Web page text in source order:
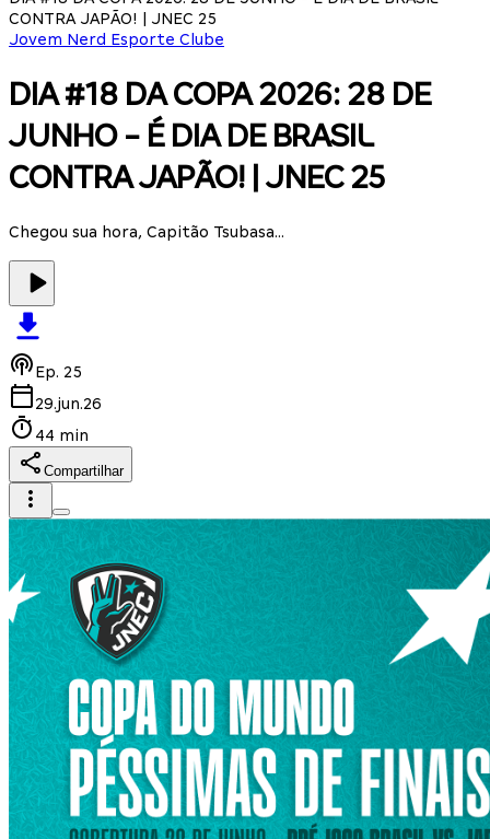
CONTRA JAPÃO! | JNEC 25
Jovem Nerd Esporte Clube
DIA #18 DA COPA 2026: 28 DE
JUNHO - É DIA DE BRASIL
CONTRA JAPÃO! | JNEC 25
Chegou sua hora, Capitão Tsubasa...
Ep. 25
29.jun.26
44 min
Compartilhar